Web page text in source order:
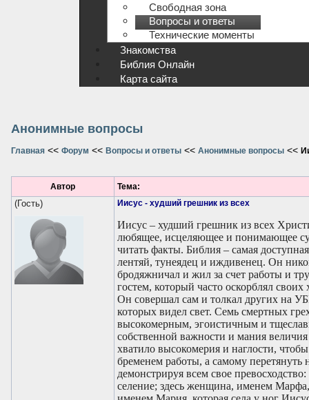
Свободная зона
Вопросы и ответы
Технические моменты
Знакомства
Библия Онлайн
Карта сайта
Анонимные вопросы
Главная << Форум << Вопросы и ответы << Анонимные вопросы <<
Автор Тема:
(Гость) Иисус - худший грешник из всех
Иисус – худший грешник из всех Христиане верят, что их назарянин – совершенное, любящее, исцеляющее и понимающее существо. Большинство слишком ленивы, чтобы читать факты. Библия – самая доступная книга, и менее всего читаемая. Назарянин был лентяй, тунеядец и иждивенец. Он никогда не работал, как нормальный человек. Он бродяжничал и жил за счет работы и труда других. Он был грубым и неуважительным гостем, который часто оскорблял своих хозяев. Он крал и приказал другим делать это. Он совершал сам и толкал других на УБИЙСТВО. Он был одним из худших лицемеров, которых видел свет. Семь смертных грехов: • Гордыня Назарянин был очень высокомерным, эгоистичным и тщеславным персонажем. Его непреодолимое чувство собственной важности и мания величия прет из каждой строчки Евангелия. У него хватило высокомерия и наглости, чтобы оскорбить хозяйку дома и оставить ее с бременем работы, а самому перетянуть на себя все внимание окружающих, демонстрируя всем свое превосходство: 38. В продолжение пути их пришел Он в одно селение; здесь женщина, именем Марфа, приняла Его в дом свой; 39. у нее была сестра, именем Мария, которая села у ног Иисуса и слушала слово Его. 40. Марфа же заботилась о большом угощении и, подойдя, сказала: Господи! или Тебе нужды нет, что сестра моя одну меня оставила служить? скажи ей, чтобы помогла мне. 41. Иисус же сказал ей в ответ: Марфа! Марфа! ты заботишься и суетишься о многом, 42. а одно только нужно; Мария же избрала благую часть, которая не отнимется у нее. (Евангелие от Луки 10:38-42) Назарянин проповедовал хамство и неуважение к родителям: 37. Кто любит отца или мать более, нежели Меня, не достоин Меня; и кто любит сына или дочь более, нежели Меня, не достоин Меня… (Евангелие от Матфея 10:37) Назарянин сам неоднократно хамил своим родителям: 48. И, увидев Его, удивились; и Матерь Его сказала Ему: Чадо! что Ты сделал с нами? Вот, отец Твой и Я с великою скорбью искали Тебя. 49. Он сказал им: зачем было вам искать Меня? или вы не знали, что Мне должно быть в том, что принадлежит Отцу Моему? (Евангелие от Луки 2:48,49) 31. И пришли Матерь и братья Его и, стоя вне дома, послали к Нему звать Его. 32. Около Него сидел народ. И сказали Ему: вот, Матерь Твоя и братья Твои и сестры Твои, вне дома, спрашивают Тебя. 33. И отвечал им: кто матерь Моя и братья Мои? 34. И обозрев сидящих вокруг Себя, говорит: вот матерь Моя и братья Мои; 35. ибо кто будет исполнять волю Божию, тот Мне брат, и сестра, и матерь. (Евангелие от Марка 3:31-35) И его ученики творили то же самое – кидали родителей с работой, а сами шли за ним попрошайничать: 21. Оттуда, идя далее, увидел Он других двух братьев, Иакова Зеведеева и Иоанна, брата его, в лодке с Зеведеем, отцом их, починивающих сети свои, и призвал их. 22. И они тотчас, оставив лодку и отца своего, последовали за Ним. (Евангелие от Матфея 4:21,22) Удовольствие от массажа себя любимого дорогим маслом было дороже для него заботы о нищих: 3. И когда был Он в Вифании, в доме Симона прокаженного, и возлежал, — пришла женщина с алавастровым сосудом мира из нарда чистого, драгоценного и, разбив сосуд, возлила Ему на голову. 4. Некоторые же вознегодовали и говорили между собою: к чему сия трата мира? 5. Ибо можно было бы продать его более нежели за триста динариев и раздать нищим. И роптали на нее. 6. Но Иисус сказал: оставьте ее; что ее смущаете? Она доброе дело сделала для Меня. 7. Ибо нищих всегда имеете с собою и, когда захотите, можете им благотворить; а Меня не всегда имеете. (Евангелие от Марка 14:3-7) Назарянин называл человеческие существа собаками и свиньями, т.обр. демонстрируя типичное еврейское восприятие мира: 6. Не давайте святыни псам и не бросайте жемчуга вашего перед свиньями, чтобы они не попрали его ногами своими и, обратившись, не растерзали вас. (Евангелие от Матфея 7:6) • Зависть Назарянин так завидовал любой преданности или привязанности, выказываемой кому угодно, кроме самого себя, даже близким членам семьи, что он требовал от своих учеников оставить свои семьи: 59. А другому сказал: следуй за Мною. Тот сказал: Господи! позволь мне прежде пойти и похоронить отца моего. 60. Но Иисус сказал ему: предоставь мертвым погребать своих мертвецов, а ты иди, благовествуй Царствие Божие. 61. Еще другой сказал: я пойду за Тобою, Господи! но прежде позволь мне проститься с домашними моими. 62. Но Иисус сказал ему: никто, возложивший руку свою на плуг и озирающийся назад, не благонадежен для Царствия Божия. (Евангелие от Луки 9:59-62) Есть еще много отрывков, наглядно демонстрирующих завистливый и ревнивый характер назарянина. Это лишь немногое. • Гнев Из-за